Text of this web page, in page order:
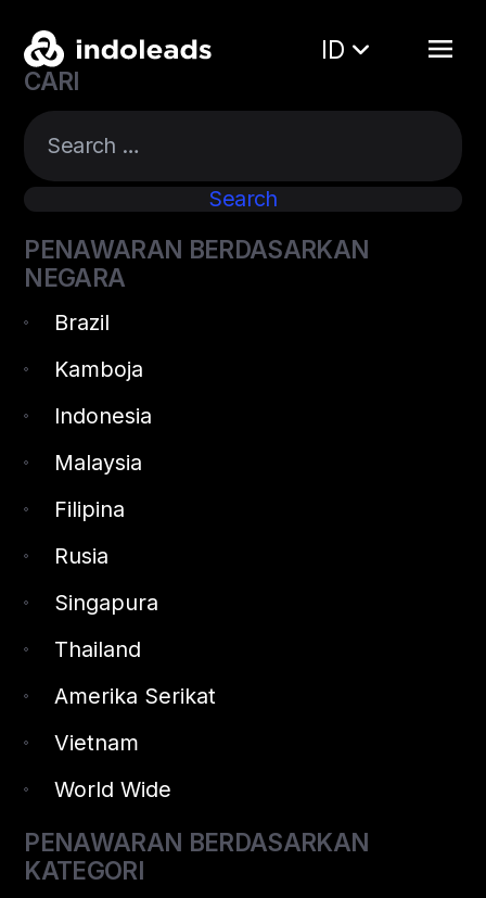
ID
CARI
PENAWARAN BERDASARKAN
NEGARA
Brazil
Kamboja
Indonesia
Malaysia
Filipina
Rusia
Singapura
Thailand
Amerika Serikat
Vietnam
World Wide
PENAWARAN BERDASARKAN
KATEGORI